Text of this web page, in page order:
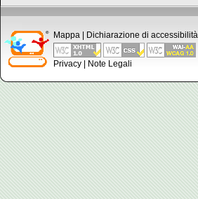
Mappa | Dichiarazione di accessibilità
Privacy | Note Legali